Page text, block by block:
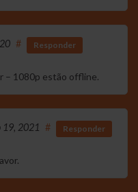
# Responder
– 1080p estão offline.
19, 2021 # Responder